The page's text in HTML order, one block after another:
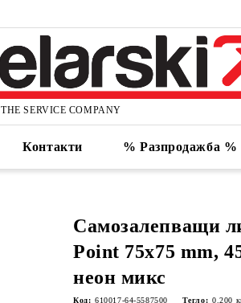
THE SERVICE COMPANY
Контакти % Разпродажба %
Самозалепващи
Point 75x75 mm,
неон микс
Код: 610017-64-5587500 Тегло: 0.200